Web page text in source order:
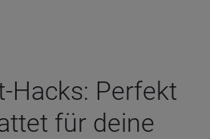
Hacks: Per­fekt
für deine